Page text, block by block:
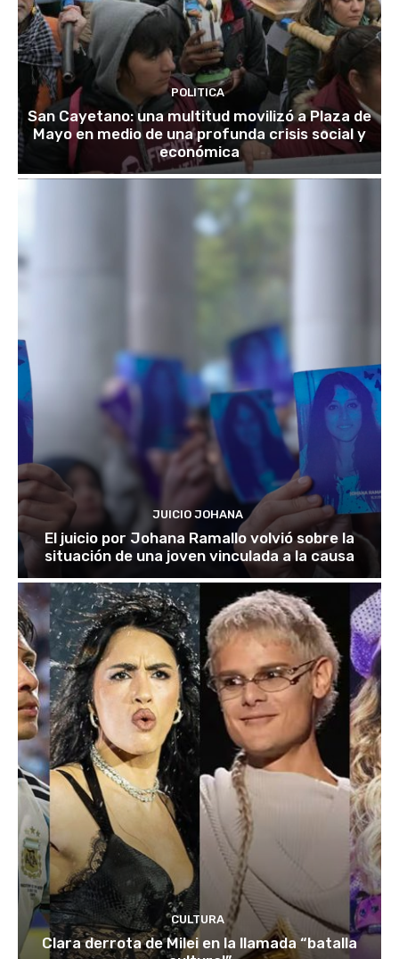
POLITICA
San Cayetano: una multitud movilizó a Plaza de
Mayo en medio de una profunda crisis social y
económica
JUICIO JOHANA
El juicio por Johana Ramallo volvió sobre la
situación de una joven vinculada a la causa
CULTURA
Clara derrota de Milei en la llamada “batalla